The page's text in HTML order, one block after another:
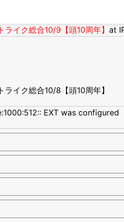
ライク総合10/9【頭10周年】 at
ライク総合10/8【頭10周年】
EXT was configured